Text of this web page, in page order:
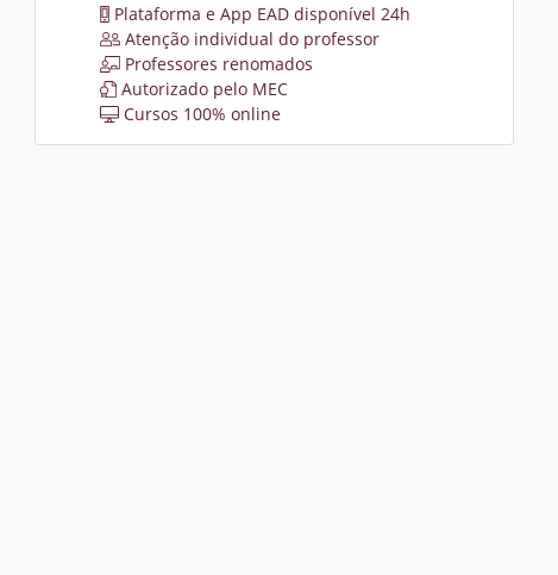
Plataforma e App EAD disponível 24h
Atenção individual do professor
Professores renomados
Autorizado pelo MEC
Cursos 100% online